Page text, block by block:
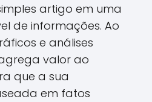
artigo em uma
de informações. Ao
e análises
valor ao
que a sua
em fatos